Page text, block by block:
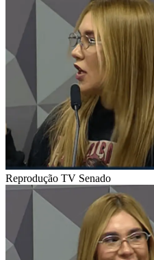
Reprodução TV Senado